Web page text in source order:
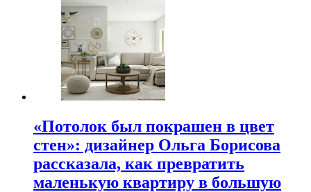
«Потолок был покрашен в цвет
стен»: дизайнер Ольга Борисова
рассказала, как превратить
маленькую квартиру в большую